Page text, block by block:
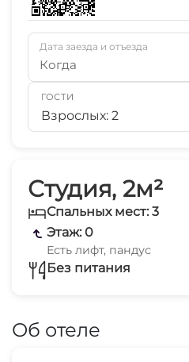
Студия, 2м²
Спальных мест: 3
Этаж: 0
Есть лифт, пандус
Без питания
Об отеле
Дата заезда и отъезда
Когда
ГОСТИ
Взрослых: 2